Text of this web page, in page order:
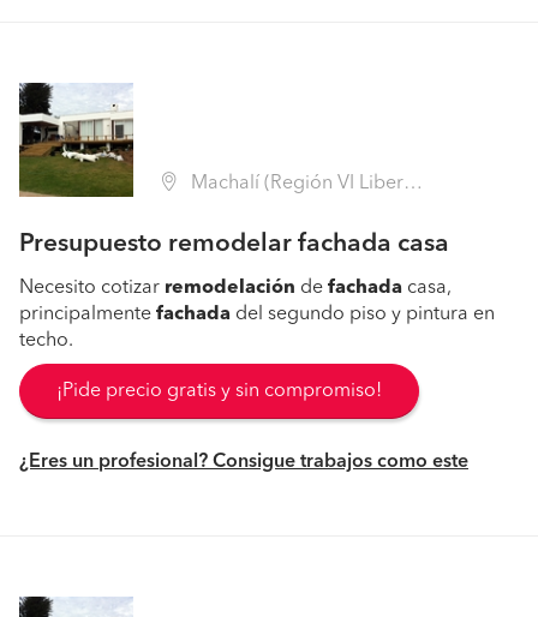
Machalí (Región VI Libertador B. O'Higgins - Cachapoal)
Presupuesto remodelar fachada casa
Necesito cotizar remodelación de fachada casa,
principalmente fachada del segundo piso y pintura en
techo.
¡Pide precio gratis y sin compromiso!
¿Eres un profesional? Consigue trabajos como este